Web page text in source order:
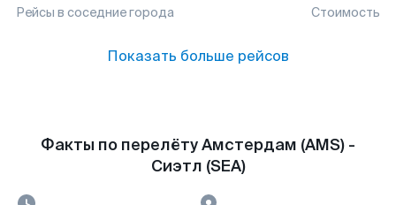
Рейсы в соседние города Стоимость
Показать больше рейсов
Факты по перелёту Амстердам (AMS) -
Сиэтл (SEA)